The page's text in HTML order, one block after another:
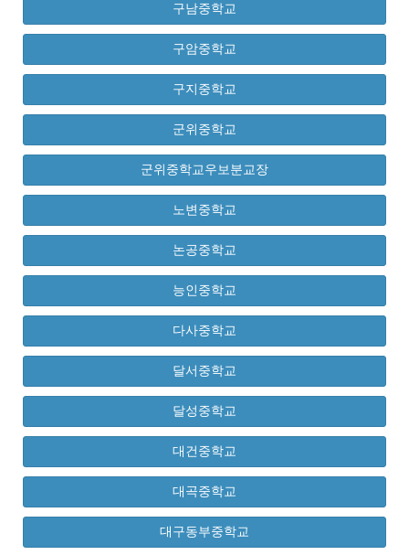
구남중학교
구암중학교
구지중학교
군위중학교
군위중학교우보분교장
노변중학교
논공중학교
능인중학교
다사중학교
달서중학교
달성중학교
대건중학교
대곡중학교
대구동부중학교